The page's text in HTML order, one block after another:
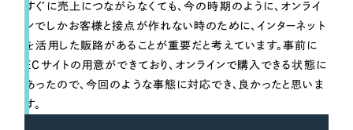
すぐに売上につながらなくても、今の時期のように、オンライ
ンでしかお客様と接点が作れない時のために、インターネット
を活用した販路があることが重要だと考えています。事前に
ECサイトの用意ができており、オンラインで購入できる状態に
あったので、今回のような事態に対応でき、良かったと思いま
す。